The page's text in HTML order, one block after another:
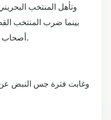
وتأهل المنتخب
بينما ضرب المنتخب
أصحاب الأرض، في الدور نصف النهائي.
وغابت فترة جس النبض عن